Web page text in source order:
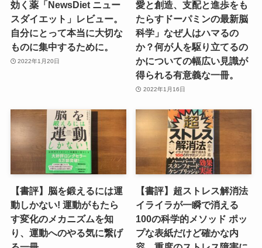
効く薬「NewsDiet ニュー
スダイエット」レビュー。
自分にとって本当に大切な
ものに集中するために。
2022年1月20日
愛と創造、支配と進歩をも
たらすドーパミンの最新脳
科学」なぜ人はハマるの
か？何が人を駆り立てるの
かについての幅広い見識が
得られる有意義な一冊。
2022年1月16日
【書評】脳を鍛えるには運
動しかない! 運動がもたら
す変化のメカニズムを知
り、運動へのやる気に繋げ
【書評】超ストレス解消法
イライラが一瞬で消える
100の科学的メソッド ポッ
プな表紙だけど確かな内